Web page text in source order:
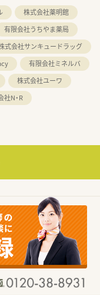
株式会社薬明館
有限会社うちやま薬局
式会社サンキュードラッグ
有限会社ミネルバ
株式会社ユーワ
社N・R